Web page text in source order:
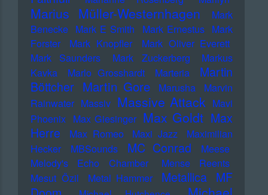
Marius Müller-Westernhagen
Mark
Benecke Mark E Smith Mark Ernestus Mark
Forster
Mark Knopfler
Mark Oliver Everett
Mark Saunders
Mark Zuckerberg
Markus
Kavka
Marlo Grosshardt Marteria
Martin
Böttcher Martin Gore Marusha
Marvin
Rainwater Massiv Massive Attack Mavi
Phoenix Max Giesinger Max Goldt Max
Herre
Max Romeo Maxi Jazz
Maximilian
Hecker
MBSounds MC Conrad
Meese
Melody's Echo Chamber
Mense Reents
Mesut Özil
Metal Hammer Metallica MF